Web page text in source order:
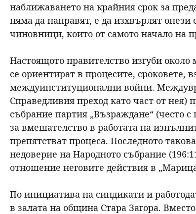
наближаването на крайния срок за
няма да направят, е да изхвърлят
чиновници, които от самото начало на
Настоящото правителство изгуби
се ориентират в процесите,
междуинституционални войни.
Справедливия преход като част от нея)
събрание партия „Възраждане“ (често
за вмешателство в работата на
препятстват процеса. Последното
недоверие на Народното събрание
отношение неговите действия в
По инициатива на синдикати и
в залата на община Стара Загора.